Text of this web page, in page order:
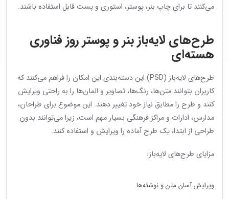
می‌کنند تا برای چاپ بنر، پوستر، استوری و پست قابل استفاده باشند.
طرح‌های لایه‌باز بنر و پوستر روز فناوری
هسته‌ای
طرح‌های لایه‌باز (PSD) این دسته‌بندی این امکان را فراهم می‌کنند که
کاربران بتوانند متن‌ها، رنگ‌ها، تصاویر و المان‌ها را به راحتی ویرایش
کنند و طرح را مطابق نیاز خود تغییر دهند. این موضوع برای طراحان،
مدارس، ادارات و مراکز فرهنگی بسیار مهم است، زیرا می‌توانند بدون
طراحی از ابتدا، یک طرح آماده را ویرایش و استفاده کنند.
مزایای طرح‌های لایه‌باز:
ویرایش آسان متن و نوشته‌ها